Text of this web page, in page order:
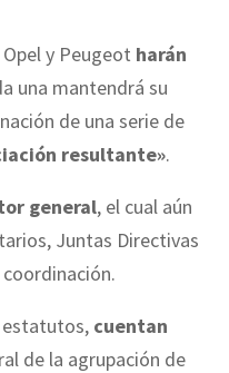
y Peugeot harán
una mantendrá su
de una serie de
resultante».
general, el cual aún
Juntas Directivas
estatutos, cuentan
de la agrupación de